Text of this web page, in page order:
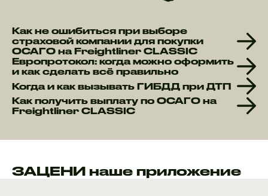
Как не ошибиться при выборе
страховой компании для покупки
ОСАГО на Freightliner CLASSIC
Европротокол: когда можно оформить
и как сделать всё правильно
Когда и как вызывать ГИБДД при ДТП
Как получить выплату по ОСАГО на
Freightliner CLASSIC
ЗАЦЕНИ наше приложение